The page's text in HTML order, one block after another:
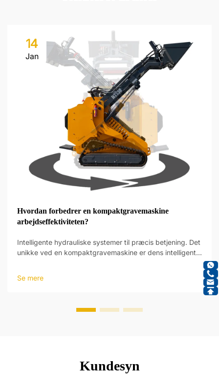
14
Jan
Hvordan forbedrer en kompaktgravemaskine
arbejdseffektiviteten?
Intelligente hydrauliske systemer til præcis betjening. Det
unikke ved en kompaktgravemaskine er dens intelligente
på operatørens input og foretage justeringer...
Se mere
Kundesyn